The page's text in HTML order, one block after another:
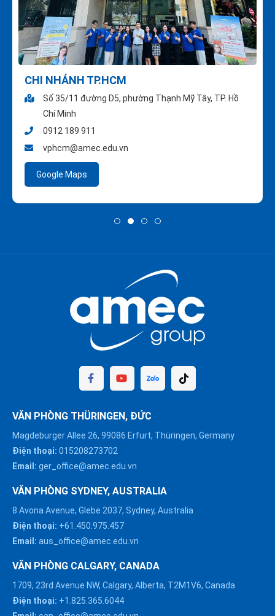
CHI NHÁNH TP.HCM
Số 35/11 đường D5, phường Thạnh Mỹ Tây, TP. Hồ
Chí Minh
0912 189 911
vphcm@amec.edu.vn
Google Maps
VĂN PHÒNG THÜRINGEN, ĐỨC
Magdeburger Allee 26, 99086 Erfurt, Thüringen, Germany
Điện thoại: 015208273702
Email: ger_office@amec.edu.vn
VĂN PHÒNG SYDNEY, AUSTRALIA
8 Avona Avenue, Glebe 2037, Sydney, Australia
Điện thoại: +61.450.975.457
Email: aus_office@amec.edu.vn
VĂN PHÒNG CALGARY, CANADA
1709, 23rd Avenue NW, Calgary, Alberta, T2M1V6, Canada
Điện thoại: +1.825.365.6044